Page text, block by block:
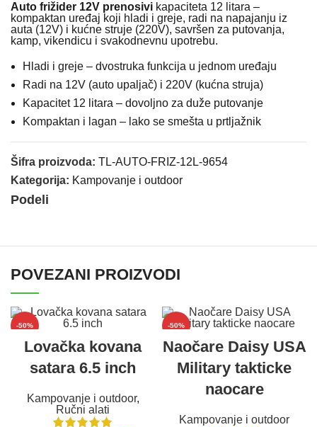
Auto frižider 12V prenosivi kapaciteta 12 litara –
kompaktan uređaj koji hladi i greje, radi na napajanju iz
auta (12V) i kućne struje (220V), savršen za putovanja,
kamp, vikendicu i svakodnevnu upotrebu.
Hladi i greje – dvostruka funkcija u jednom uređaju
Radi na 12V (auto upaljač) i 220V (kućna struja)
Kapacitet 12 litara – dovoljno za duže putovanje
Kompaktan i lagan – lako se smešta u prtljažnik
Šifra proizvoda: TL-AUTO-FRIZ-12L-9654
Kategorija: Kampovanje i outdoor
Podeli
POVEZANI PROIZVODI
-50%
Lovačka kovana
satara 6.5 inch
Kampovanje i outdoor,
Ručni alati
-50%
Naočare Daisy USA
Military takticke
naocare
Kampovanje i outdoor